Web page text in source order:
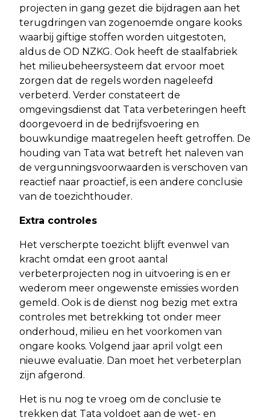
projecten in gang gezet die bijdragen aan het
terugdringen van zogenoemde ongare kooks
waarbij giftige stoffen worden uitgestoten,
aldus de OD NZKG. Ook heeft de staalfabriek
het milieubeheersysteem dat ervoor moet
zorgen dat de regels worden nageleefd
verbeterd. Verder constateert de
omgevingsdienst dat Tata verbeteringen heeft
doorgevoerd in de bedrijfsvoering en
bouwkundige maatregelen heeft getroffen. De
houding van Tata wat betreft het naleven van
de vergunningsvoorwaarden is verschoven van
reactief naar proactief, is een andere conclusie
van de toezichthouder.
Extra controles
Het verscherpte toezicht blijft evenwel van
kracht omdat een groot aantal
verbeterprojecten nog in uitvoering is en er
wederom meer ongewenste emissies worden
gemeld. Ook is de dienst nog bezig met extra
controles met betrekking tot onder meer
onderhoud, milieu en het voorkomen van
ongare kooks. Volgend jaar april volgt een
nieuwe evaluatie. Dan moet het verbeterplan
zijn afgerond.
Het is nu nog te vroeg om de conclusie te
trekken dat Tata voldoet aan de wet- en